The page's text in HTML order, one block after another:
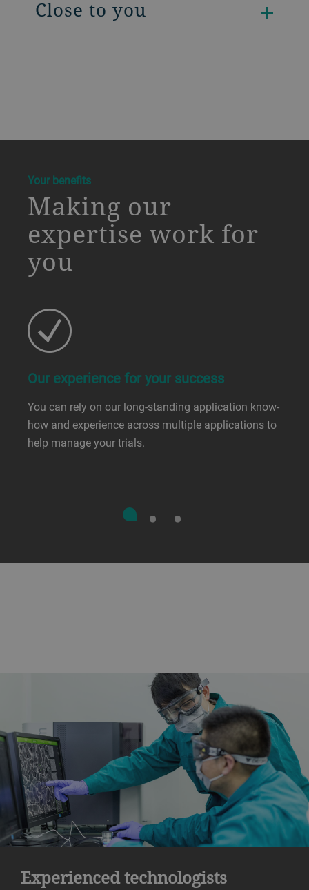
Close to you
a decorative background image
Your benefits
Making our
expertise work for
you
Our experience for your success
You can rely on our long-standing application know-
how and experience across multiple applications to
help manage your trials.
Experienced technologists